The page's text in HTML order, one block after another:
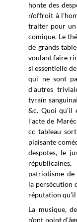
honte des
n'offroit à
traiter pour un
comique. Le
de grands
voulant faire
si essentielle
qui ne sont
d'autres
tyraín
&c. Quoi qu'il
l'acte de
cc tableau
plaisante
despotes, le
patriotisme
la persécution
réputation qu'il
La musique,
n'ont point